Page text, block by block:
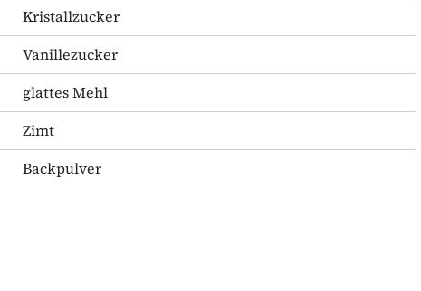
Kristallzucker
Vanillezucker
glattes Mehl
Zimt
Backpulver